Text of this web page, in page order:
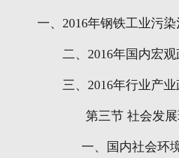
一、 2016年钢铁工业污
二、 2016年国内宏
三、 2016年行业产
第三节 社会发
一、国内社会环